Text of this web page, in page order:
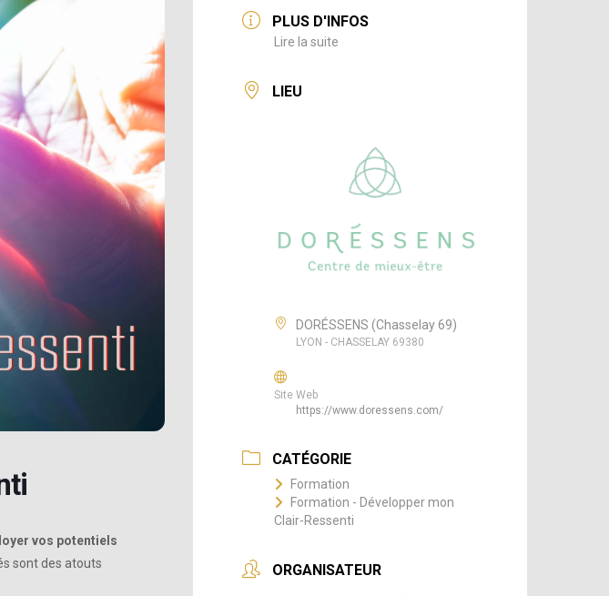
vos potentiels
sont des atouts
PLUS D'INFOS
Lire la suite
LIEU
DORÉSSENS (Chasselay 69)
LYON - CHASSELAY 69380
Site Web
https://www.doressens.com/
CATÉGORIE
Formation
Formation - Développer mon
Clair-Ressenti
ORGANISATEUR